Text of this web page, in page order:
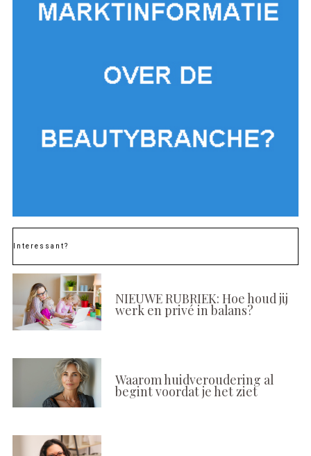
Interessant?
NIEUWE RUBRIEK: Hoe houd jij
werk en privé in balans?
Waarom huidveroudering al
begint voordat je het ziet